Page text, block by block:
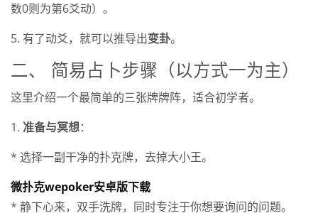
数0则为第6爻动）。
5. 有了动爻，就可以推导出变卦。
二、 简易占卜步骤（以方式一为主）
这里介绍一个最简单的三张牌牌阵，适合初学者。
1. 准备与冥想：
* 选择一副干净的扑克牌，去掉大小王。
微扑克wepoker安卓版下载
* 静下心来，双手洗牌，同时专注于你想要询问的问题。